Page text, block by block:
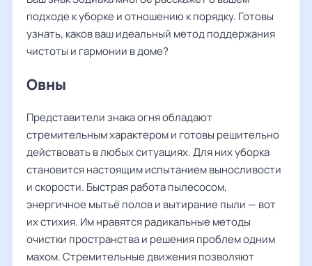
подходе к уборке и отношению к порядку. Готовы
узнать, каков ваш идеальный метод поддержания
чистоты и гармонии в доме?
Овны
Представители знака огня обладают
стремительным характером и готовы решительно
действовать в любых ситуациях. Для них уборка
становится настоящим испытанием выносливости
и скорости. Быстрая работа пылесосом,
энергичное мытьё полов и вытирание пыли — вот
их стихия. Им нравятся радикальные методы
очистки пространства и решения проблем одним
махом. Стремительные движения позволяют